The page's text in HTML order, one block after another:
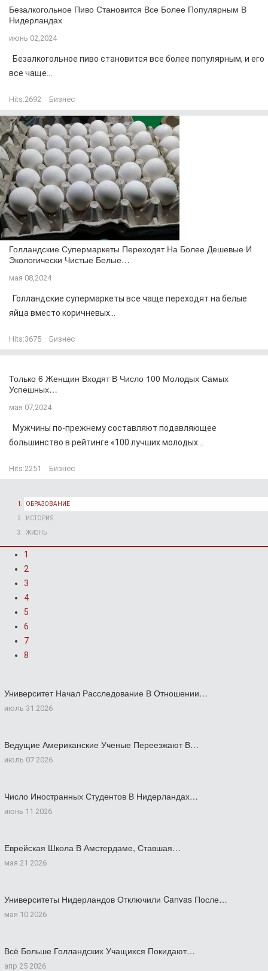
Безалкогольное Пиво Становится Все Более Популярным В
Нидерландах
июнь 02,2024
Безалкогольное пиво становится все более популярным, и его
все чаще...
Hits:2692 Бизнес
Голландские Супермаркеты Переходят На Более Дешевые И
Экологически Чистые Белые…
мая 08,2024
Голландские супермаркеты все чаще переходят на белые
яйца вместо коричневых...
Hits:3675 Бизнес
Только 6 Женщин Входят В Число 100 Молодых Самых
Успешных…
мая 07,2024
Мужчины по-прежнему составляют подавляющее
большинство в рейтинге «100 лучших молодых...
Hits:2251 Бизнес
ОБРАЗОВАНИЕ
ИСТОРИЯ
ЖИЗНЬ
1
2
3
4
5
6
7
8
Университет Начал Расследование В Отношении…
июль 31 2026
Ведущие Американские Ученые Переезжают В…
июль 07 2026
Число Иностранных Студентов В Нидерландах…
июнь 11 2026
Еврейская Школа В Амстердаме, Ставшая…
мая 21 2026
Университеты Нидерландов Отключили Canvas После…
мая 10 2026
Всё Больше Голландских Учащихся Покидают…
апр 25 2026